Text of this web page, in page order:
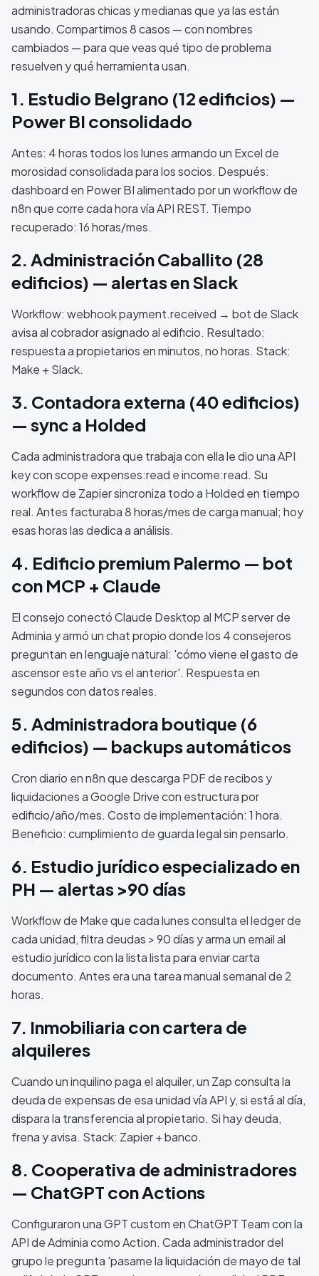
administradoras chicas y medianas que ya las están
usando. Compartimos 8 casos — con nombres
cambiados — para que veas qué tipo de problema
resuelven y qué herramienta usan.
1. Estudio Belgrano (12 edificios) —
Power BI consolidado
Antes: 4 horas todos los lunes armando un Excel de
morosidad consolidada para los socios. Después:
dashboard en Power BI alimentado por un workflow de
n8n que corre cada hora vía API REST. Tiempo
recuperado: 16 horas/mes.
2. Administración Caballito (28
edificios) — alertas en Slack
Workflow: webhook payment.received → bot de Slack
avisa al cobrador asignado al edificio. Resultado:
respuesta a propietarios en minutos, no horas. Stack:
Make + Slack.
3. Contadora externa (40 edificios)
— sync a Holded
Cada administradora que trabaja con ella le dio una API
key con scope expenses:read e income:read. Su
workflow de Zapier sincroniza todo a Holded en tiempo
real. Antes facturaba 8 horas/mes de carga manual; hoy
esas horas las dedica a análisis.
4. Edificio premium Palermo — bot
con MCP + Claude
El consejo conectó Claude Desktop al MCP server de
Adminia y armó un chat propio donde los 4 consejeros
preguntan en lenguaje natural: 'cómo viene el gasto de
ascensor este año vs el anterior'. Respuesta en
segundos con datos reales.
5. Administradora boutique (6
edificios) — backups automáticos
Cron diario en n8n que descarga PDF de recibos y
liquidaciones a Google Drive con estructura por
edificio/año/mes. Costo de implementación: 1 hora.
Beneficio: cumplimiento de guarda legal sin pensarlo.
6. Estudio jurídico especializado en
PH — alertas >90 días
Workflow de Make que cada lunes consulta el ledger de
cada unidad, filtra deudas > 90 días y arma un email al
estudio jurídico con la lista lista para enviar carta
documento. Antes era una tarea manual semanal de 2
horas.
7. Inmobiliaria con cartera de
alquileres
Cuando un inquilino paga el alquiler, un Zap consulta la
deuda de expensas de esa unidad vía API y, si está al día,
dispara la transferencia al propietario. Si hay deuda,
frena y avisa. Stack: Zapier + banco.
8. Cooperativa de administradores
— ChatGPT con Actions
Configuraron una GPT custom en ChatGPT Team con la
API de Adminia como Action. Cada administrador del
grupo le pregunta 'pasame la liquidación de mayo de tal